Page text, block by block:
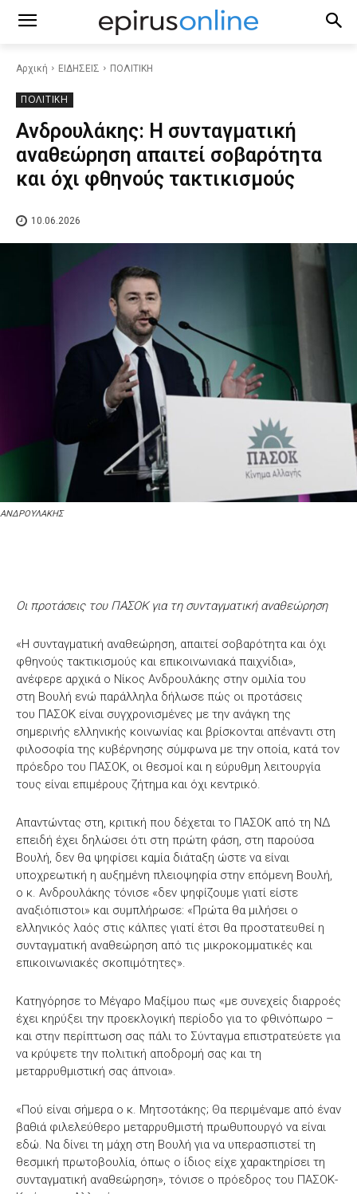
Αρχική ΕΙΔΗΣΕΙΣ ΠΟΛΙΤΙΚΗ
ΠΟΛΙΤΙΚΗ
Ανδρουλάκης: Η συνταγματική
αναθεώρηση απαιτεί σοβαρότητα
και όχι φθηνούς τακτικισμούς
10.06.2026
ΑΝΔΡΟΥΛΑΚΗΣ
Οι προτάσεις του ΠΑΣΟΚ για τη συνταγματική αναθεώρηση
«Η συνταγματική αναθεώρηση, απαιτεί σοβαρότητα και όχι
φθηνούς τακτικισμούς και επικοινωνιακά παιχνίδια»,
ανέφερε αρχικά ο Νίκος Ανδρουλάκης στην ομιλία του
στη Βουλή ενώ παράλληλα δήλωσε πώς οι προτάσεις
του ΠΑΣΟΚ είναι συγχρονισμένες με την ανάγκη της
σημερινής ελληνικής κοινωνίας και βρίσκονται απέναντι στη
φιλοσοφία της κυβέρνησης σύμφωνα με την οποία, κατά τον
πρόεδρο του ΠΑΣΟΚ, οι θεσμοί και η εύρυθμη λειτουργία
τους είναι επιμέρους ζήτημα και όχι κεντρικό.
Απαντώντας στη, κριτική που δέχεται το ΠΑΣΟΚ από τη ΝΔ
επειδή έχει δηλώσει ότι στη πρώτη φάση, στη παρούσα
Βουλή, δεν θα ψηφίσει καμία διάταξη ώστε να είναι
υποχρεωτική η αυξημένη πλειοψηφία στην επόμενη Βουλή,
ο κ. Ανδρουλάκης τόνισε «δεν ψηφίζουμε γιατί είστε
αναξιόπιστοι» και συμπλήρωσε: «Πρώτα θα μιλήσει ο
ελληνικός λαός στις κάλπες γιατί έτσι θα προστατευθεί η
συνταγματική αναθεώρηση από τις μικροκομματικές και
επικοινωνιακές σκοπιμότητες».
Κατηγόρησε το Μέγαρο Μαξίμου πως «με συνεχείς διαρροές
έχει κηρύξει την προεκλογική περίοδο για το φθινόπωρο –
και στην περίπτωση σας πάλι το Σύνταγμα επιστρατεύετε για
να κρύψετε την πολιτική αποδρομή σας και τη
μεταρρυθμιστική σας άπνοια».
«Πού είναι σήμερα ο κ. Μητσοτάκης; Θα περιμέναμε από έναν
βαθιά φιλελεύθερο μεταρρυθμιστή πρωθυπουργό να είναι
εδώ. Να δίνει τη μάχη στη Βουλή για να υπερασπιστεί τη
θεσμική πρωτοβουλία, όπως ο ίδιος είχε χαρακτηρίσει τη
συνταγματική αναθεώρηση», τόνισε ο πρόεδρος του ΠΑΣΟΚ-